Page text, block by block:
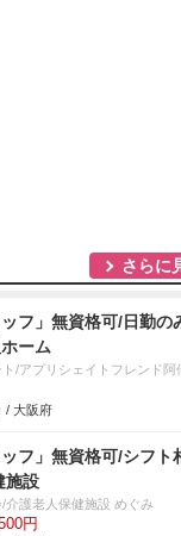
さらに
ッフ」無資格可/日勤の
ーム
/アプリシェイトフレンド阿
/ 大阪府
ッフ」無資格可/シフト
施設
介護老人保健施設 めぐみ
円